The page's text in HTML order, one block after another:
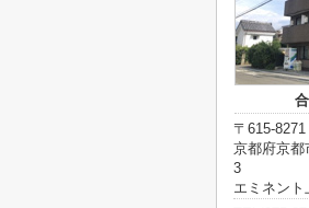
〒615-8271
京都府京都
3
エミネント